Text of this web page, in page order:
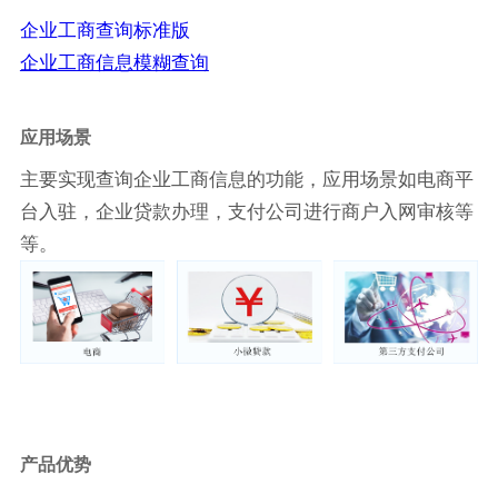
企业工商查询标准版
企业工商信息模糊查询
应用场景
主要实现查询企业工商信息的功能，应用场景如电商平
台入驻，企业贷款办理，支付公司进行商户入网审核等
等。
产品优势